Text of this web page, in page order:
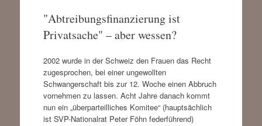
"Abtreibungsfinanzierung ist
Privatsache" – aber wessen?
2002 wurde in der Schweiz den Frauen das Recht
zugesprochen, bei einer ungewollten
Schwangerschaft bis zur 12. Woche einen Abbruch
vornehmen zu lassen. Acht Jahre danach kommt
nun ein „überparteilliches Komitee“ (hauptsächlich
ist SVP-Nationalrat Peter Föhn federführend)